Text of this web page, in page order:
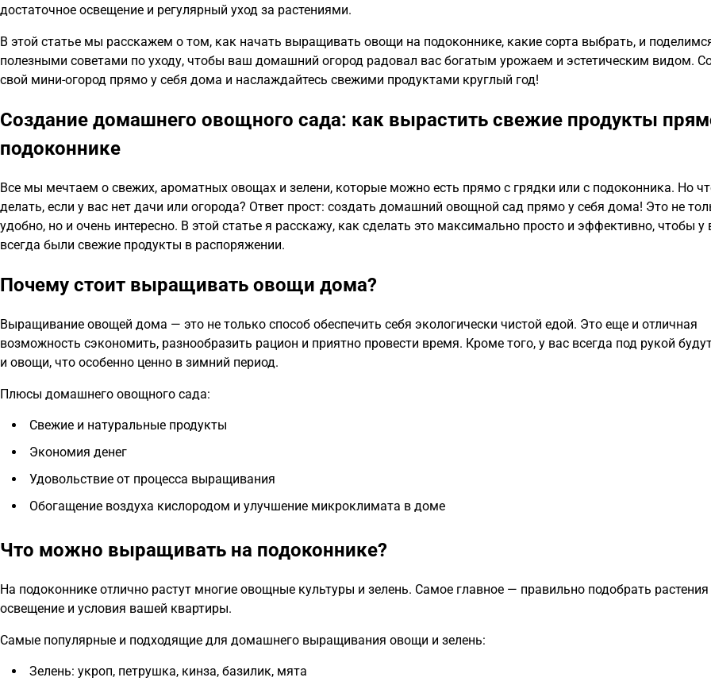
достаточное освещение и регулярный уход за растениями.
В этой статье мы расскажем о том, как начать выращивать овощи на подоконнике, какие сорта выбрать, и
полезными советами по уходу, чтобы ваш домашний огород радовал вас богатым урожаем и эстетическим видом.
свой мини-огород прямо у себя дома и наслаждайтесь свежими продуктами круглый год!
Создание домашнего овощного сада: как вырастить свежие продукты
подоконнике
Все мы мечтаем о свежих, ароматных овощах и зелени, которые можно есть прямо с грядки или с подоконника. Но
делать, если у вас нет дачи или огорода? Ответ прост: создать домашний овощной сад прямо у себя дома! Это не
удобно, но и очень интересно. В этой статье я расскажу, как сделать это максимально просто и эффективно, чтобы у
всегда были свежие продукты в распоряжении.
Почему стоит выращивать овощи дома?
Выращивание овощей дома — это не только способ обеспечить себя экологически чистой едой. Это еще и отличная
возможность сэкономить, разнообразить рацион и приятно провести время. Кроме того, у вас всегда под рукой
и овощи, что особенно ценно в зимний период.
Плюсы домашнего овощного сада:
Свежие и натуральные продукты
Экономия денег
Удовольствие от процесса выращивания
Обогащение воздуха кислородом и улучшение микроклимата в доме
Что можно выращивать на подоконнике?
На подоконнике отлично растут многие овощные культуры и зелень. Самое главное — правильно подобрать
освещение и условия вашей квартиры.
Самые популярные и подходящие для домашнего выращивания овощи и зелень:
Зелень: укроп, петрушка, кинза, базилик, мята